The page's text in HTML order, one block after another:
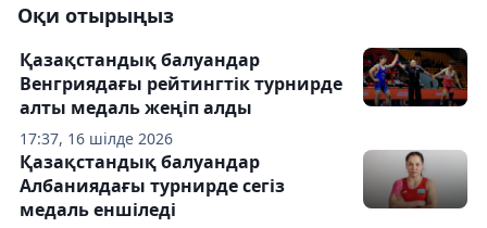
Оқи отырыңыз
17:37, 16 шілде 2026
Қазақстандық балуандар
Венгриядағы рейтингтік турнирде
алты медаль жеңіп алды
Қазақстандық балуандар
Албаниядағы турнирде сегіз
медаль еншіледі